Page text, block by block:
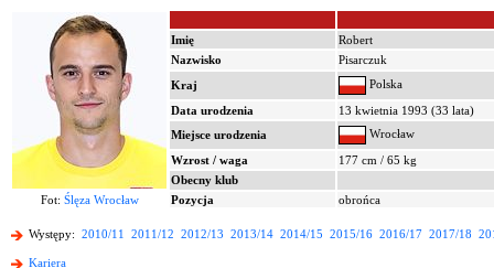
Imię
Robert
Nazwisko
Pisarczuk
Kraj
Polska
Data urodzenia
13 kwietnia 1993 (33 lata)
Miejsce urodzenia
Wrocław
Wzrost / waga
177 cm / 65 kg
Obecny klub
Fot: Ślęza Wrocław Pozycja obrońca
Występy: 2010/11 2011/12 2012/13 2013/14 2014/15 2015/16 2016/17 2017/18
Kariera